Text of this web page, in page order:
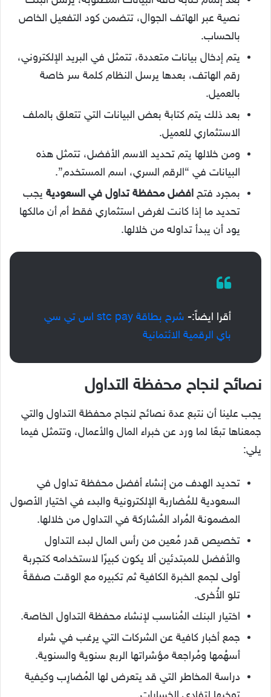
نصية عبر الهاتف الجوال، تتضمن كود التفعيل الخاص
بالحساب.
يتم إدخال بيانات متعددة، تتمثل في البريد الإلكتروني،
رقم الهاتف، بعدها يرسل النظام كلمة سر خاصة
بالعميل.
بعد ذلك يتم كتابة بعض البيانات التي تتعلق بالملف
الاستثماري للعميل.
ومن خلالها يتم تحديد الاسم الأفضل، تتمثل هذه
البيانات في “الرقم السري، اسم المستخدم”.
بمجرد فتح افضل محفظة تداول في السعودية يجب
تحديد ما إذا كانت لغرض استثماري فقط أم أن مالكها
يود أن يبدأ تداوله من خلالها.
أقرا ايضاً:-
شرح بطاقة stc pay اس تي سي
باي الرقمية الائتمانية
نصائح لنجاح محفظة التداول
يجب علينا أن نتبع عدة نصائح لنجاح محفظة التداول والتي
جمعناها تبعًا لما ورد عن خبراء المال والأعمال، وتتمثل فيما
يلي:
تحديد الهدف من إنشاء أفضل محفظة تداول في
السعودية للمُضاربة الإلكترونية والبدء في اختيار الأصول
المضمونة المُراد المُشاركة في التداول من خلالها.
تخصيص قدر مُعين من رأس المال لبدء التداول
والأفضل للمبتدئين ألا يكون كبيرًا لاستخدامه كتجربة
أولى لجمع الخبرة الكافية ثم تكبيره مع الوقت صفقةً
تلو الأُخرى.
اختيار البنك المُناسب لإنشاء محفظة التداول الخاصة.
جمع أخبار كافية عن الشركات التي يرغب في شراء
أسهُمها ومُراجعة مؤشراتها الربع سنوية والسنوية.
دراسة المخاطر التي قد يتعرض لها المُضارِب وكيفية